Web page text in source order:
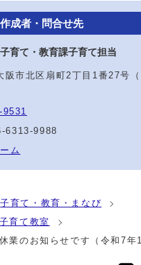
成者・問合せ先
育て・教育課子育て担当
市北区扇町2丁目1番27号（
9531
6313-9988
ム
子育て・教育・まなび
育て教室
業のお知らせです（令和7年